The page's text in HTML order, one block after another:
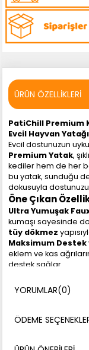
ÜRÜN ÖZELLIKLERI
PatiChill Premium
Evcil Hayvan Yatağı
Evcil dostunuzun
Premium Yatak,
kediler hem de her
bu yatak, sunduğu
dokusuyla
Öne Çıkan
Ultra Yumuşak
kumaşı sayesinde
tüy dökmez
Maksimum Destek
eklem ve kas
destek sağlar.
dostunuz hareket
Taşınabilir Tasarım:
tanır.
Kolay Kurulum ve
YORUMLAR(0)
ÖDEME